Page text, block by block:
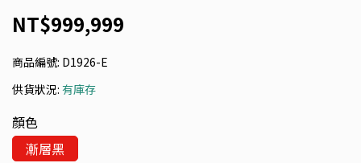
NT$999,999
商品編號: D1926-E
供貨狀況: 有庫存
顏色
漸層黑